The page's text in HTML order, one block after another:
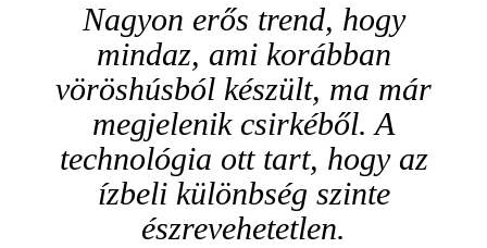
Nagyon erős trend, hogy
mindaz, ami korábban
vöröshúsból készült, ma már
megjelenik csirkéből. A
technológia ott tart, hogy az
ízbeli különbség szinte
észrevehetetlen.